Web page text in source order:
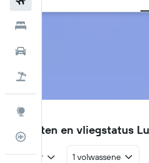
Vluchtstatus info
CHT
Vluchten en vliegstatus
Retour 1 volwassene